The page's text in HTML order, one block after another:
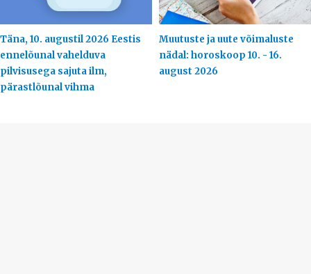
Täna, 10. augustil 2026 Eestis
ennelõunal vahelduva
pilvisusega sajuta ilm,
pärastlõunal vihma
Muutuste ja uute võimaluste
nädal: horoskoop 10. - 16.
august 2026